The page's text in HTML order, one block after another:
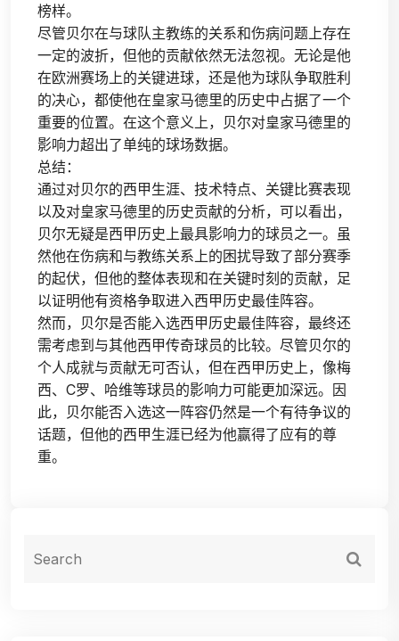
榜样。
尽管贝尔在与球队主教练的关系和伤病问题上存在
一定的波折，但他的贡献依然无法忽视。无论是他
在欧洲赛场上的关键进球，还是他为球队争取胜利
的决心，都使他在皇家马德里的历史中占据了一个
重要的位置。在这个意义上，贝尔对皇家马德里的
影响力超出了单纯的球场数据。
总结：
通过对贝尔的西甲生涯、技术特点、关键比赛表现
以及对皇家马德里的历史贡献的分析，可以看出，
贝尔无疑是西甲历史上最具影响力的球员之一。虽
然他在伤病和与教练关系上的困扰导致了部分赛季
的起伏，但他的整体表现和在关键时刻的贡献，足
以证明他有资格争取进入西甲历史最佳阵容。
然而，贝尔是否能入选西甲历史最佳阵容，最终还
需考虑到与其他西甲传奇球员的比较。尽管贝尔的
个人成就与贡献无可否认，但在西甲历史上，像梅
西、C罗、哈维等球员的影响力可能更加深远。因
此，贝尔能否入选这一阵容仍然是一个有待争议的
话题，但他的西甲生涯已经为他赢得了应有的尊
重。